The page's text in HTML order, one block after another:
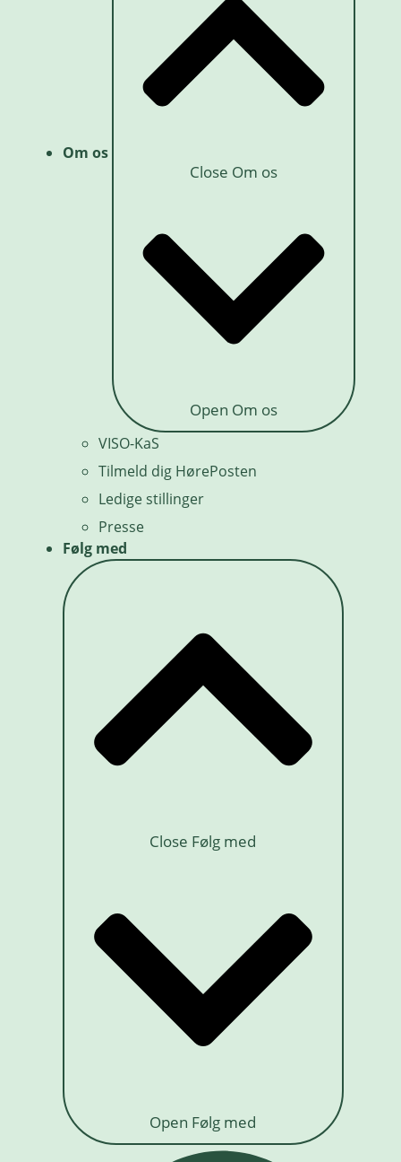
Om os
Close Om os
Open Om os
VISO-KaS
Tilmeld dig HørePosten
Ledige stillinger
Presse
Følg med
Close Følg med
Open Følg med